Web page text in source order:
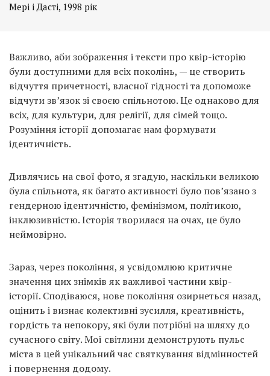
Мері і Дасті, 1998 рік
Важливо, аби зображення і тексти про квір-історію
були доступними для всіх поколінь, — це створить
відчуття причетності, власної гідності та допоможе
відчути зв’язок зі своєю спільнотою. Це однаково для
всіх, для культури, для релігії, для сімей тощо.
Розуміння історії допомагає нам формувати
ідентичність.
Дивлячись на свої фото, я згадую, наскільки великою
була спільнота, як багато активності було пов’язано з
гендерною ідентичністю, фемінізмом, політикою,
інклюзивністю. Історія творилася на очах, це було
неймовірно.
Зараз, через покоління, я усвідомлюю критичне
значення цих знімків як важливої частини квір-
історії. Сподіваюся, нове покоління озирнеться назад,
оцінить і визнає колективні зусилля, креативність,
гордість та непокору, які були потрібні на шляху до
сучасного світу. Мої світлини демонструють пульс
міста в цей унікальний час святкування відмінностей
і повернення додому.